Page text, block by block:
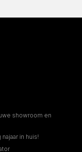
showroom en
in huis!